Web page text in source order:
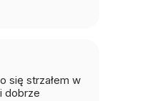
się strzałem w
dobrze